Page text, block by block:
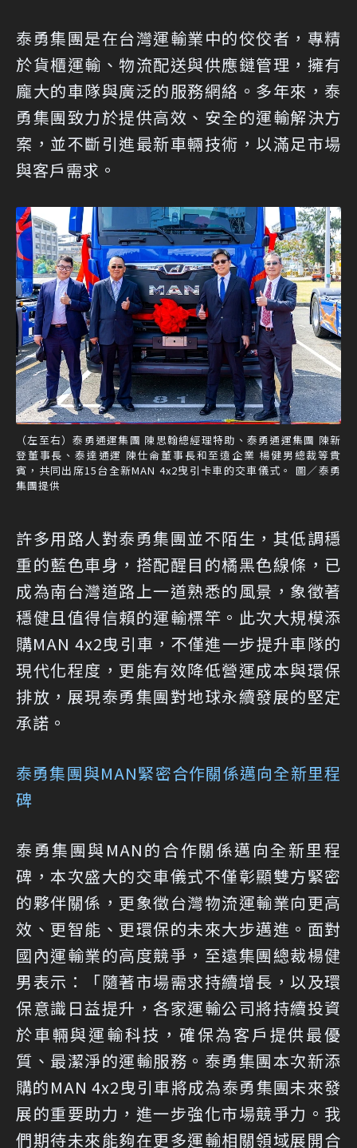
泰勇集團是在台灣運輸業中的佼佼者，專精
於貨櫃運輸、物流配送與供應鏈管理，擁有
龐大的車隊與廣泛的服務網絡。多年來，泰
勇集團致力於提供高效、安全的運輸解決方
案，並不斷引進最新車輛技術，以滿足市場
與客戶需求。
（左至右）泰勇通運集團 陳思翰總經理特助、泰勇通運集團 陳新
登董事長、泰達通運 陳仕侖董事長和至遠企業 楊健男總裁等貴
賓，共同出席15台全新MAN 4x2曳引卡車的交車儀式。 圖／泰勇
集團提供
許多用路人對泰勇集團並不陌生，其低調穩
重的藍色車身，搭配醒目的橘黑色線條，已
成為南台灣道路上一道熟悉的風景，象徵著
穩健且值得信賴的運輸標竿。此次大規模添
購MAN 4x2曳引車，不僅進一步提升車隊的
現代化程度，更能有效降低營運成本與環保
排放，展現泰勇集團對地球永續發展的堅定
承諾。
泰勇集團與MAN緊密合作關係邁向全新里程
碑
泰勇集團與MAN的合作關係邁向全新里程
碑，本次盛大的交車儀式不僅彰顯雙方緊密
的夥伴關係，更象徵台灣物流運輸業向更高
效、更智能、更環保的未來大步邁進。面對
國內運輸業的高度競爭，至遠集團總裁楊健
男表示：「隨著市場需求持續增長，以及環
保意識日益提升，各家運輸公司將持續投資
於車輛與運輸科技，確保為客戶提供最優
質、最潔淨的運輸服務。泰勇集團本次新添
購的MAN 4x2曳引車將成為泰勇集團未來發
展的重要助力，進一步強化市場競爭力。我
們期待未來能夠在更多運輸相關領域展開合